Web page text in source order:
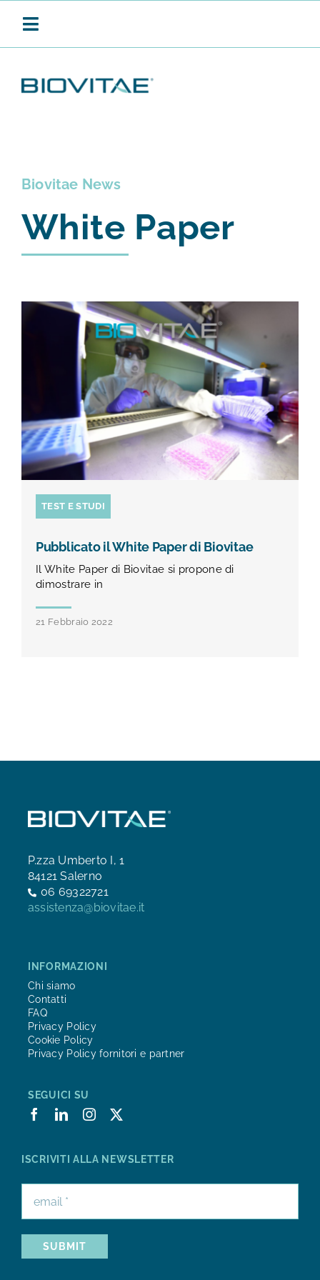
Toggle
PRODOTTI
TEST E STUDI
CHI SIAMO
NEWS
RISORSE
FAQ
CONTATTI
AREA RISERVATA
Biovitae News
White Paper
TEST E STUDI
Pubblicato il White Paper di Biovitae
Il White Paper di Biovitae si propone di
dimostrare in
21 Febbraio 2022
P.zza Umberto I, 1
84121 Salerno
06 69322721
assistenza@biovitae.it
INFORMAZIONI
Chi siamo
Contatti
FAQ
Privacy Policy
Cookie Policy
Privacy Policy fornitori e partner
SEGUICI SU
ISCRIVITI ALLA NEWSLETTER
SUBMIT